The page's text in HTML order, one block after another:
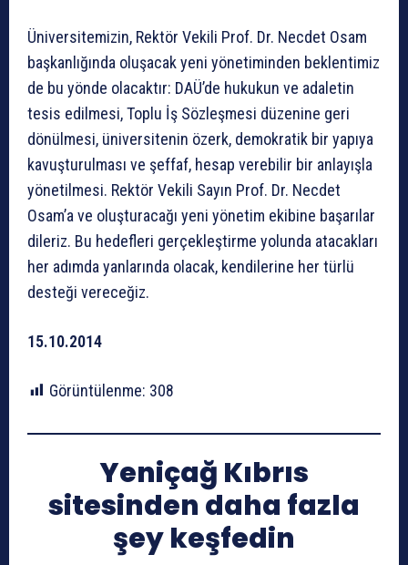
Üniversitemizin, Rektör Vekili Prof. Dr. Necdet Osam
başkanlığında oluşacak yeni yönetiminden beklentimiz
de bu yönde olacaktır: DAÜ’de hukukun ve adaletin
tesis edilmesi, Toplu İş Sözleşmesi düzenine geri
dönülmesi, üniversitenin özerk, demokratik bir yapıya
kavuşturulması ve şeffaf, hesap verebilir bir anlayışla
yönetilmesi. Rektör Vekili Sayın Prof. Dr. Necdet
Osam’a ve oluşturacağı yeni yönetim ekibine başarılar
dileriz. Bu hedefleri gerçekleştirme yolunda atacakları
her adımda yanlarında olacak, kendilerine her türlü
desteği vereceğiz.
15.10.2014
Görüntülenme: 308
Yeniçağ Kıbrıs
sitesinden daha fazla
şey keşfedin